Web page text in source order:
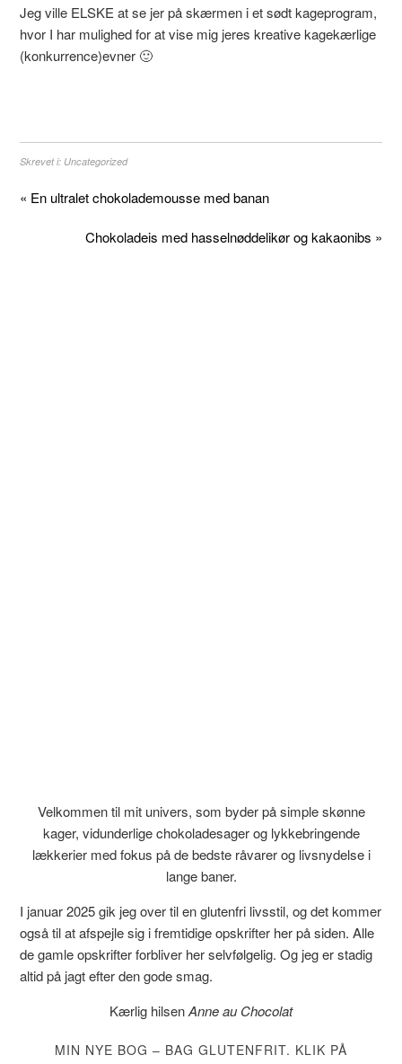
Jeg ville ELSKE at se jer på skærmen i et sødt kageprogram,
hvor I har mulighed for at vise mig jeres kreative kagekærlige
(konkurrence)evner 🙂
Skrevet i: Uncategorized
« En ultralet chokolademousse med banan
Chokoladeis med hasselnøddelikør og kakaonibs »
Velkommen til mit univers, som byder på simple skønne
kager, vidunderlige chokoladesager og lykkebringende
lækkerier med fokus på de bedste råvarer og livsnydelse i
lange baner.
I januar 2025 gik jeg over til en glutenfri livsstil, og det kommer
også til at afspejle sig i fremtidige opskrifter her på siden. Alle
de gamle opskrifter forbliver her selvfølgelig. Og jeg er stadig
altid på jagt efter den gode smag.
Kærlig hilsenAnne au Chocolat
MIN NYE BOG – BAG GLUTENFRIT. KLIK PÅ